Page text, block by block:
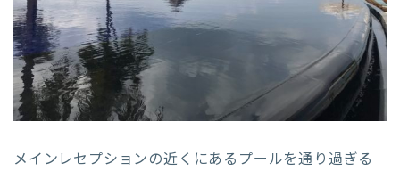
メインレセプションの近くにあるプールを通り過ぎる